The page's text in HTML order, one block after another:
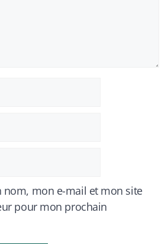
nom, mon e-mail et mon site
pour mon prochain